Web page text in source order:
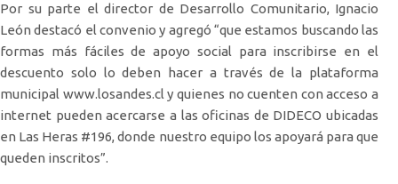
Por su parte el director de Desarrollo Comunitario, Ignacio
León destacó el convenio y agregó “que estamos buscando las
formas más fáciles de apoyo social para inscribirse en el
descuento solo lo deben hacer a través de la plataforma
municipal www.losandes.cl y quienes no cuenten con acceso a
internet pueden acercarse a las oficinas de DIDECO ubicadas
en Las Heras #196, donde nuestro equipo los apoyará para que
queden inscritos”.